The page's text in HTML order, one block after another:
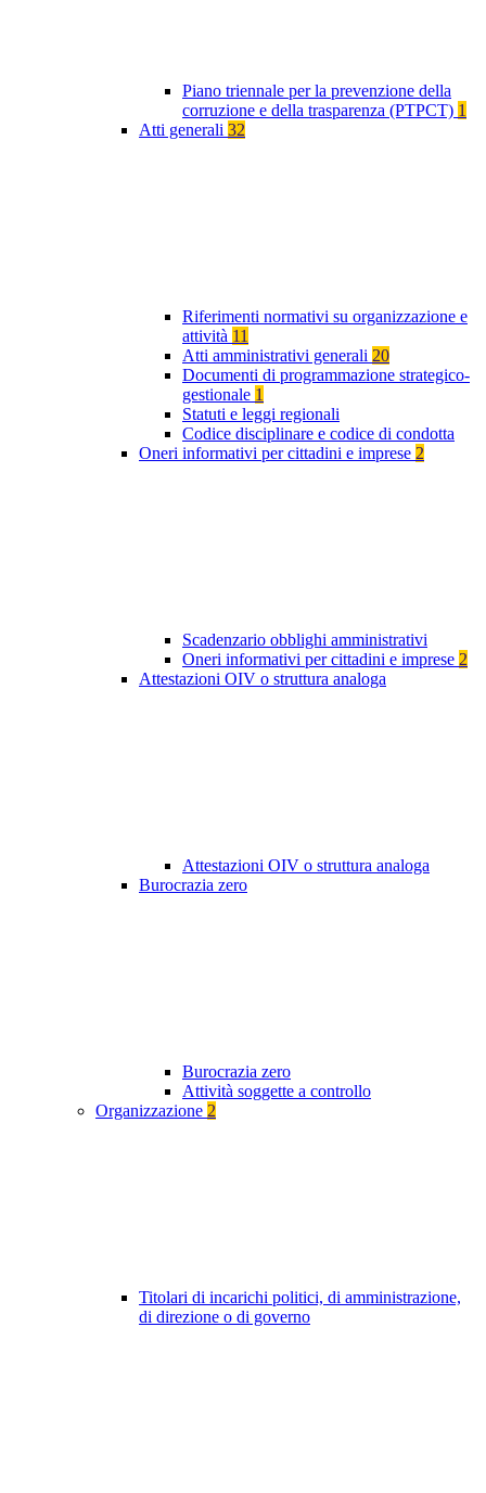
Piano triennale per la prevenzione della
corruzione e della trasparenza (PTPCT) 1
Atti generali 32
Riferimenti normativi su organizzazione e
attività 11
Atti amministrativi generali 20
Documenti di programmazione strategico-
gestionale 1
Statuti e leggi regionali
Codice disciplinare e codice di condotta
Oneri informativi per cittadini e imprese 2
Scadenzario obblighi amministrativi
Oneri informativi per cittadini e imprese 2
Attestazioni OIV o struttura analoga
Attestazioni OIV o struttura analoga
Burocrazia zero
Burocrazia zero
Attività soggette a controllo
Organizzazione 2
Titolari di incarichi politici, di amministrazione,
di direzione o di governo